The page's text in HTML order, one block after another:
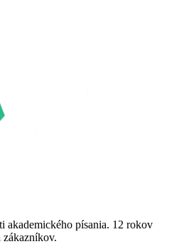
akademického písania. 12 rokov
zákazníkov.